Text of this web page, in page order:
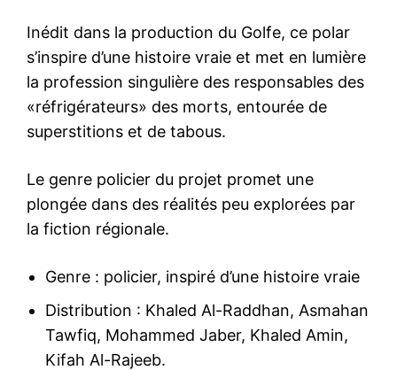
Inédit dans la production du Golfe, ce polar
s’inspire d’une histoire vraie et met en lumière
la profession singulière des responsables des
«réfrigérateurs» des morts, entourée de
superstitions et de tabous.
Le genre policier du projet promet une
plongée dans des réalités peu explorées par
la fiction régionale.
Genre : policier, inspiré d’une histoire vraie
Distribution : Khaled Al-Raddhan, Asmahan
Tawfiq, Mohammed Jaber, Khaled Amin,
Kifah Al-Rajeeb.